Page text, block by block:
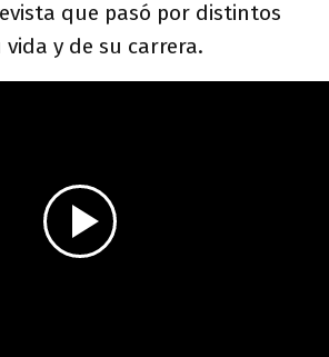
que pasó por distintos
y de su carrera.